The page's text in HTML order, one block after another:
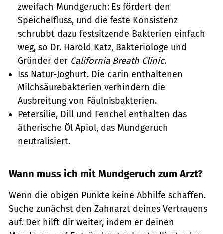
zweifach Mundgeruch: Es fördert den
Speichelfluss, und die feste Konsistenz
schrubbt dazu festsitzende Bakterien einfach
weg, so Dr. Harold Katz, Bakteriologe und
Gründer der California Breath Clinic.
Iss Natur-Joghurt. Die darin enthaltenen
Milchsäurebakterien verhindern die
Ausbreitung von Fäulnisbakterien.
Petersilie, Dill und Fenchel enthalten das
ätherische Öl Apiol, das Mundgeruch
neutralisiert.
Wann muss ich mit Mundgeruch zum Arzt?
Wenn die obigen Punkte keine Abhilfe schaffen.
Suche zunächst den Zahnarzt deines Vertrauens
auf. Der hilft dir weiter, indem er deinen